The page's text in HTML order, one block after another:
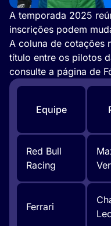
A temporada 2025
inscrições podem
A coluna de cotações
título entre os pilotos
consulte a página de
Equipe
Red Bull
Racing
Ferrari